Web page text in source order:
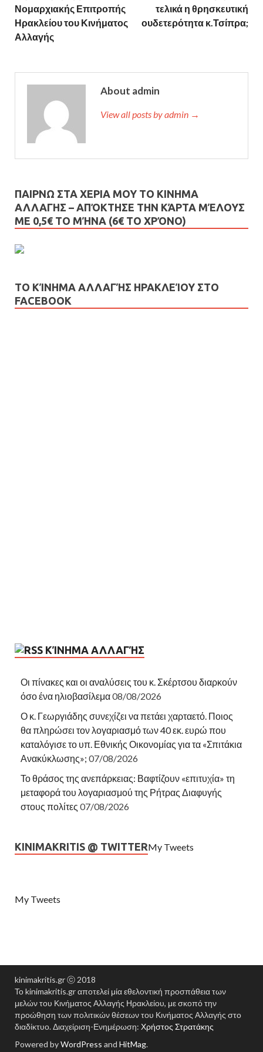
Νομαρχιακής Επιτροπής
Ηρακλείου του Κινήματος
Αλλαγής
τελικά η θρησκευτική
ουδετερότητα κ.Τσίπρα;
About admin
View all posts by admin →
ΠΑΙΡΝΩ ΣΤΑ ΧΕΡΙΑ ΜΟΥ ΤΟ ΚΙΝΗΜΑ
ΑΛΛΑΓΗΣ – AΠΌΚΤΗΣΕ ΤΗΝ ΚΆΡΤΑ ΜΈΛΟΥΣ
ΜΕ 0,5€ ΤΟ ΜΉΝΑ (6€ ΤΟ ΧΡΌΝΟ)
ΤΟ ΚΊΝΗΜΑ ΑΛΛΑΓΉΣ ΗΡΑΚΛΕΊΟΥ ΣΤΟ
FACEBOOK
ΚΊΝΗΜΑ ΑΛΛΑΓΉΣ
Οι πίνακες και οι αναλύσεις του κ. Σκέρτσου διαρκούν
όσο ένα ηλιοβασίλεμα08/08/2026
Ο κ. Γεωργιάδης συνεχίζει να πετάει χαρταετό. Ποιος
θα πληρώσει τον λογαριασμό των 40 εκ. ευρώ που
καταλόγισε το υπ. Εθνικής Οικονομίας για τα «Σπιτάκια
Ανακύκλωσης»; 07/08/2026
Το θράσος της ανεπάρκειας: Βαφτίζουν «επιτυχία» τη
μεταφορά του λογαριασμού της Ρήτρας Διαφυγής
στους πολίτες 07/08/2026
KINIMAKRITIS @ TWITTERMy Tweets
My Tweets
kinimakritis.gr ⓒ 2018
Το kinimakritis.gr αποτελεί μία εθελοντική προσπάθεια των
μελών του Κινήματος Αλλαγής Ηρακλείου, με σκοπό την
προώθηση των πολιτικών θέσεων του Κινήματος Αλλαγής στο
διαδίκτυο. Διαχείριση-Ενημέρωση: Χρήστος Στρατάκης
Powered byWordPress and HitMag.